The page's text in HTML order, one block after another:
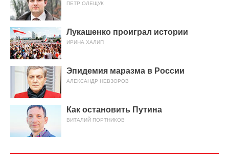
ПЕТР ОЛЕЩУК
Лукашенко проиграл истории
ИРИНА ХАЛИП
Эпидемия маразма в России
АЛЕКСАНДР НЕВЗОРОВ
Как остановить Путина
ВИТАЛИЙ ПОРТНИКОВ